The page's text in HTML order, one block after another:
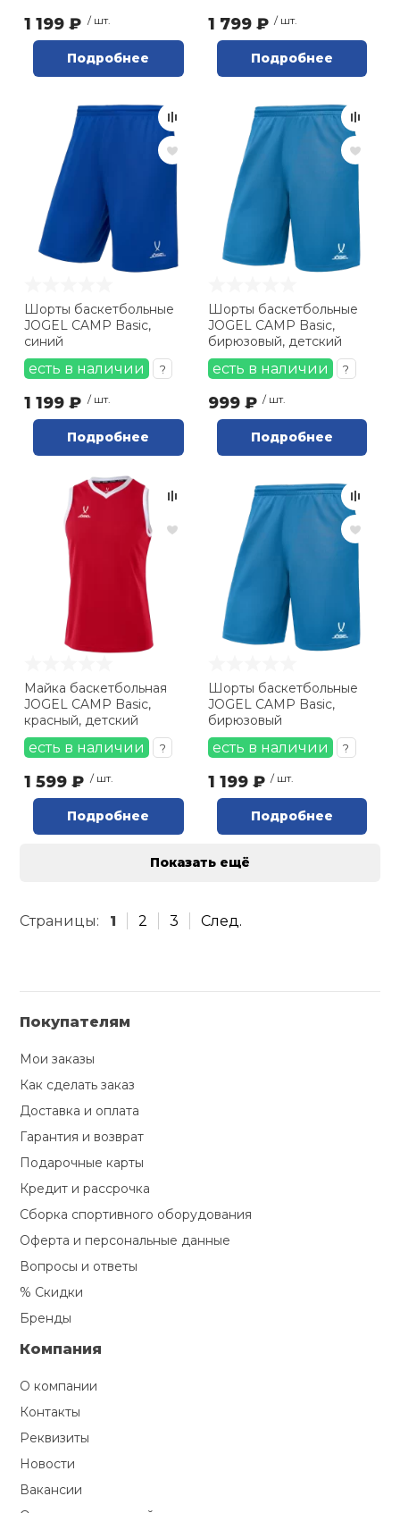
1 199 ₽ / шт.
Подробнее
1 799 ₽ / шт.
Подробнее
Шорты баскетбольные
JOGEL CAMP Basic,
синий
есть в наличии ?
1 199 ₽ / шт.
Подробнее
Шорты баскетбольные
JOGEL CAMP Basic,
бирюзовый, детский
есть в наличии ?
999 ₽ / шт.
Подробнее
Майка баскетбольная
JOGEL CAMP Basic,
красный, детский
есть в наличии ?
1 599 ₽ / шт.
Подробнее
Шорты баскетбольные
JOGEL CAMP Basic,
бирюзовый
есть в наличии ?
1 199 ₽ / шт.
Подробнее
Показать ещё
Страницы: 1 2 3 След.
Покупателям
Мои заказы
Как сделать заказ
Доставка и оплата
Гарантия и возврат
Подарочные карты
Кредит и рассрочка
Сборка спортивного оборудования
Оферта и персональные данные
Вопросы и ответы
% Скидки
Бренды
Компания
О компании
Контакты
Реквизиты
Новости
Вакансии